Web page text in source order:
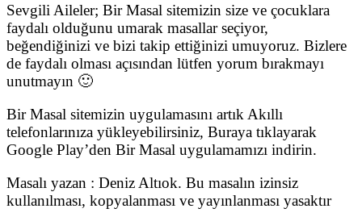
Sevgili Aileler; Bir Masal sitemizin size ve çocuklara
faydalı olduğunu umarak masallar seçiyor,
beğendiğinizi ve bizi takip ettiğinizi umuyoruz. Bizlere
de faydalı olması açısından lütfen yorum bırakmayı
unutmayın 🙂
Bir Masal sitemizin uygulamasını artık Akıllı
telefonlarınıza yükleyebilirsiniz, Buraya tıklayarak
Google Play’den Bir Masal uygulamamızı indirin.
Masalı yazan : Deniz Altıok. Bu masalın izinsiz
kullanılması, kopyalanması ve yayınlanması yasaktır